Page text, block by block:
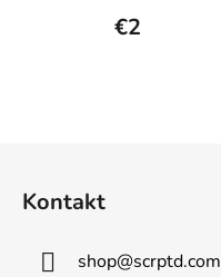
€2
Kontakt
shop@scrptd.com